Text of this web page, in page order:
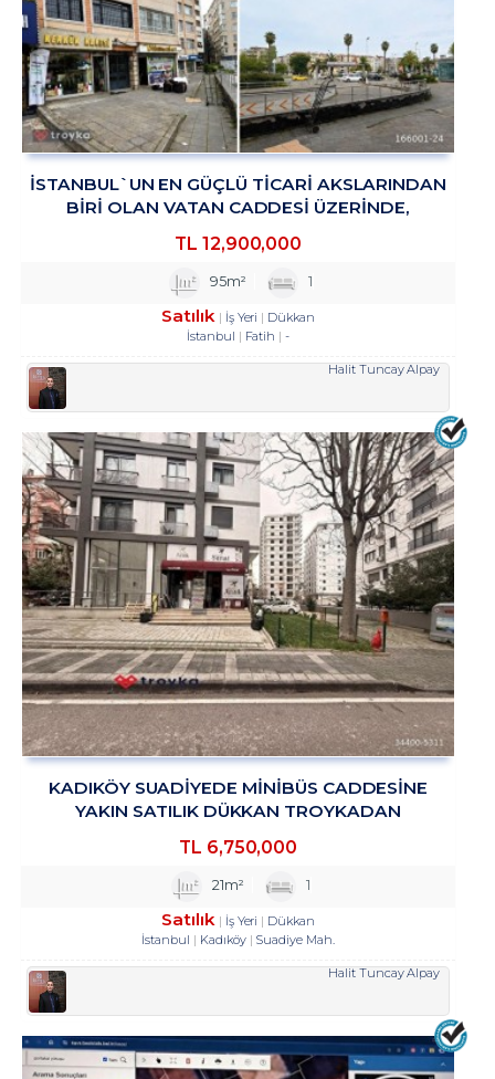
İSTANBUL`UN EN GÜÇLÜ TICARI AKSLARINDAN
BIRI OLAN VATAN CADDESI ÜZERINDE,
TL 12,900,000
95m² 1
Satılık İş Yeri
Dükkan
İstanbul
Fatih -
Halit Tuncay Alpay
KADIKÖY SUADİYEDE MİNİBÜS CADDESİNE
YAKIN SATILIK DÜKKAN TROYKADAN
TL 6,750,000
21m² 1
Satılık İş Yeri
Dükkan
İstanbul
Kadıköy Suadiye Mah.
Halit Tuncay Alpay